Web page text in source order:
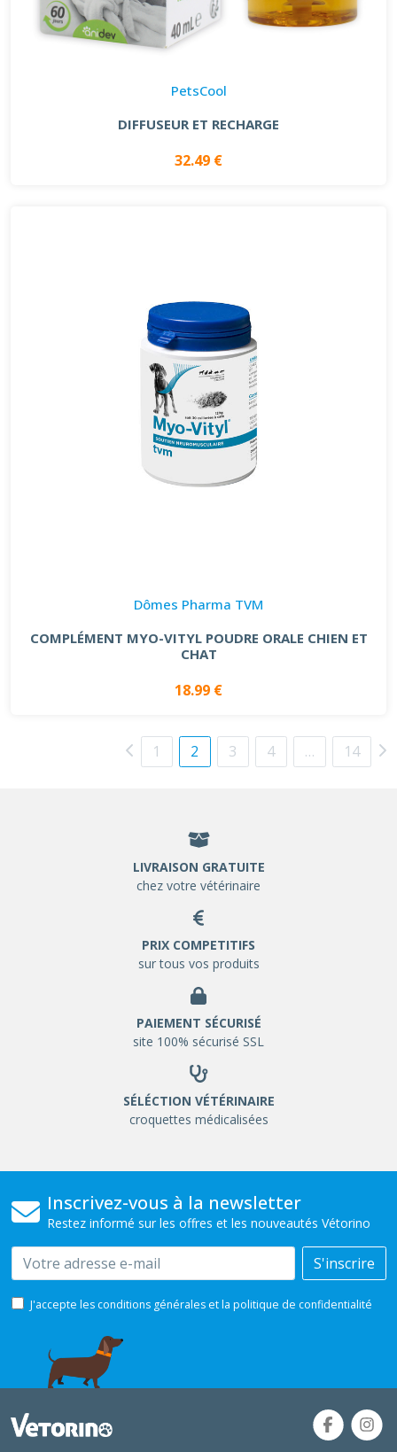
PetsCool
DIFFUSEUR ET RECHARGE
32.49 €
Dômes Pharma TVM
COMPLÉMENT MYO-VITYL POUDRE ORALE CHIEN ET
CHAT
18.99 €
1 2 3 4 … 14
LIVRAISON GRATUITE
chez votre vétérinaire
PRIX COMPETITIFS
sur tous vos produits
PAIEMENT SÉCURISÉ
site 100% sécurisé SSL
SÉLÉCTION VÉTÉRINAIRE
croquettes médicalisées
Inscrivez-vous à la newsletter
Restez informé sur les offres et les nouveautés Vétorino
Email S'inscrire
J'accepte les conditions générales et la politique de confidentialité